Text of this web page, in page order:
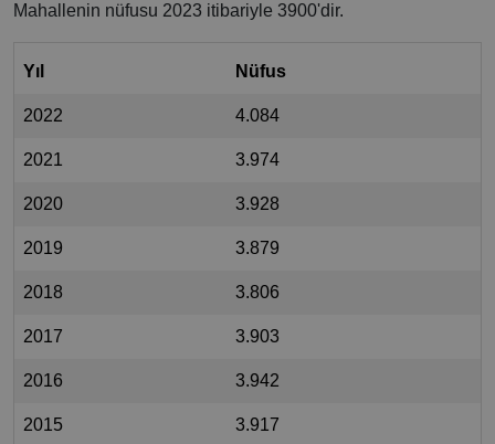
Mahallenin nüfusu 2023 itibariyle 3900'dir.
Yıl Nüfus
2022 4.084
2021 3.974
2020 3.928
2019 3.879
2018 3.806
2017 3.903
2016 3.942
2015 3.917